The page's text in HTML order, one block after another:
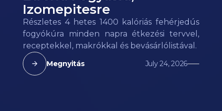
Izomepitesre
Részletes 4 hetes 1400 kalóriás fehérjedús
fogyókúra minden napra étkezési tervvel,
receptekkel, makrókkal és bevásárlólistával.
Megnyitás July 24, 2026